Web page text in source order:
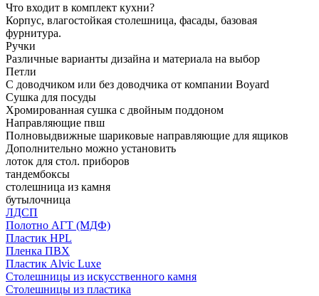
Что входит в комплект кухни?
Корпус, влагостойкая столешница, фасады, базовая
фурнитура.
Ручки
Различные варианты дизайна и материала на выбор
Петли
С доводчиком или без доводчика от компании Boyard
Сушка для посуды
Хромированная сушка с двойным поддоном
Направляющие пвш
Полновыдвижные шариковые направляющие для ящиков
Дополнительно можно установить
лоток для стол. приборов
тандембоксы
столешница из камня
бутылочница
ЛДСП
Полотно АГТ (МДФ)
Пластик HPL
Пленка ПВХ
Пластик Alvic Luxe
Столешницы из искусственного камня
Столешницы из пластика